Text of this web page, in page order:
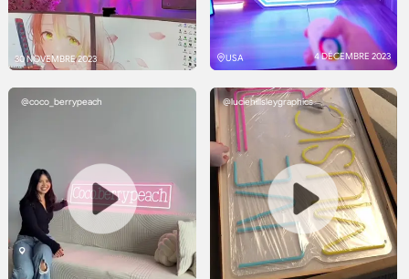
30 NOVEMBRE 2023 4 DÉCEMBRE 2023
USA
@coco_berrypeach @luciehillsleygraphics